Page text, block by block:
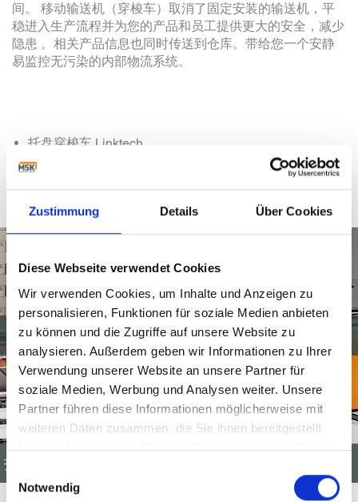
Zustimmung Details Über Cookies
Diese Webseite verwendet Cookies
Wir verwenden Cookies, um Inhalte und Anzeigen zu
personalisieren, Funktionen für soziale Medien anbieten
zu können und die Zugriffe auf unsere Website zu
analysieren. Außerdem geben wir Informationen zu Ihrer
Verwendung unserer Website an unsere Partner für
soziale Medien, Werbung und Analysen weiter. Unsere
Partner führen diese Informationen möglicherweise mit
weiteren Daten zusammen, die Sie ihnen bereitgestellt
haben oder die sie im Rahmen Ihrer Nutzung der Dienste
Einwilligungsauswahl
Notwendig
间。 移动输送机（穿梭车）取消了固定安装的输送机，平
稳进入生产流程并为您的产品和员工提供更大的安全，减少
隐患 。相关产品信息也同时传送到仓库。带给您一个安静
易监控无污染的内部物流系统。
托盘穿梭车 Linktech
AGV 输送系统
托盘输送穿梭车 MSK LINKTECH